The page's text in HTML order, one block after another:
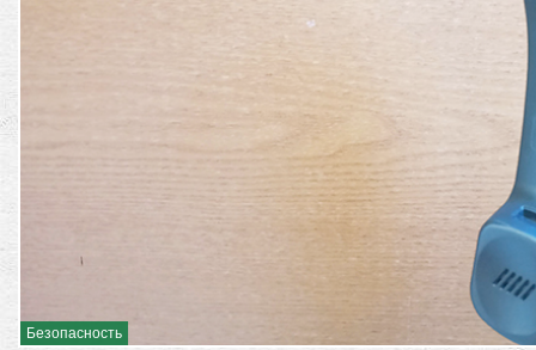
Безопасность